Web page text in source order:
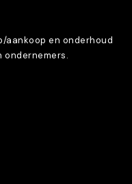
aankoop en onderhoud
ondernemers.